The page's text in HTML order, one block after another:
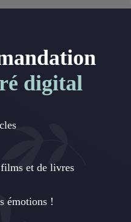
digital
et de livres
émotions !